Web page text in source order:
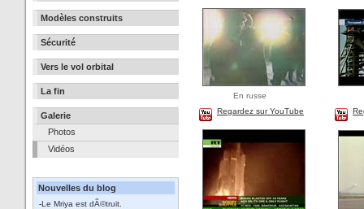
Modèles construits
Sécurité
Vers le vol orbital
La fin
Galerie
Photos
Vidéos
Nouvelles du blog
-Le Mriya est dÃ©truit.
En russe
Regardez sur YouTube